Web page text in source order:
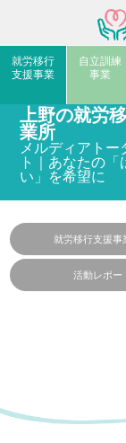
就労移行
支援事業
自立訓練
事業
上野の就労
業所
メルディアトー
ト｜あなたの「
い」を希望に
就労移行支援事
活動レポー